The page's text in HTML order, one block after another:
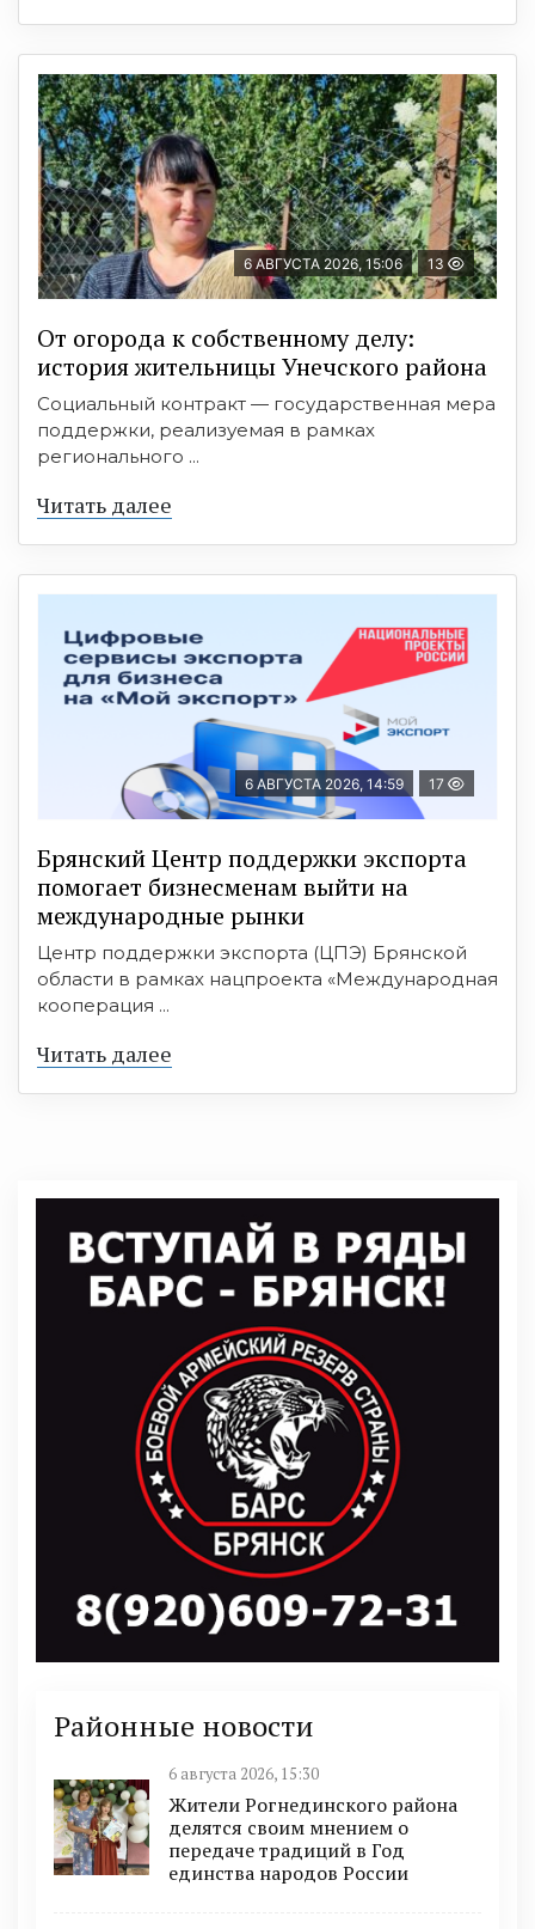
6 АВГУСТА 2026, 15:06 13
От огорода к собственному делу:
история жительницы Унечского района
Социальный контракт — государственная мера
поддержки, реализуемая в рамках
регионального ...
Читать далее
6 АВГУСТА 2026, 14:59 17
Брянский Центр поддержки экспорта
помогает бизнесменам выйти на
международные рынки
Центр поддержки экспорта (ЦПЭ) Брянской
области в рамках нацпроекта «Международная
кооперация ...
Читать далее
Районные новости
6 августа 2026, 15:30
Жители Рогнединского района
делятся своим мнением о
передаче традиций в Год
единства народов России